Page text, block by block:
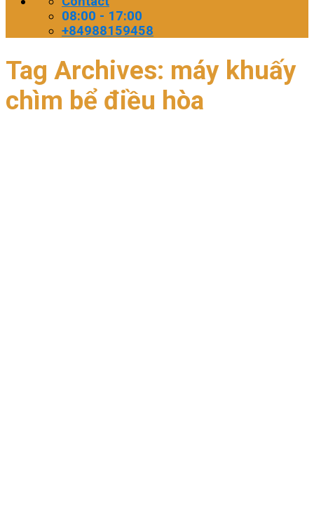
08:00 - 17:00
+84988159458
Tag Archives: máy khuấy
chìm bể điều hòa